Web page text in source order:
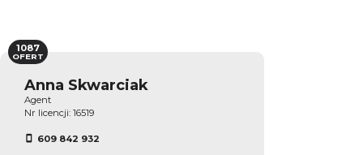
Anna Skwarciak
Agent
Nr licencji: 16519
609 842 932
1087
OFERT